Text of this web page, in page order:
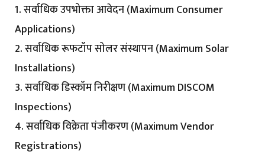
1. सर्वाधिक उपभोक्ता आवेदन (Maximum Consumer
Applications)
2. सर्वाधिक रूफटॉप सोलर संस्थापन (Maximum Solar
Installations)
3. सर्वाधिक डिस्कॉम निरीक्षण (Maximum DISCOM
Inspections)
4. सर्वाधिक विक्रेता पंजीकरण (Maximum Vendor
Registrations)